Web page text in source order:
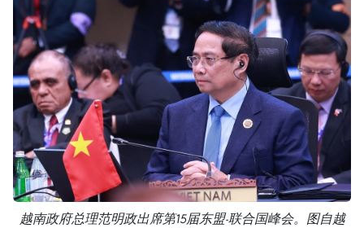
越南政府总理范明政出席第15届东盟-联合国峰会。图自越